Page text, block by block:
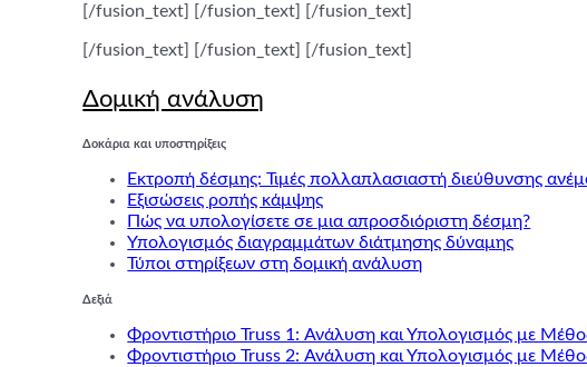
[/fusion_text] [/fusion_text] [/fusion_text]
[/fusion_text] [/fusion_text] [/fusion_text]
Δομική ανάλυση
Δοκάρια και υποστηρίξεις
Εκτροπή δέσμης: Τιμές πολλαπλασιαστή διεύθυνσης
Εξισώσεις ροπής κάμψης
Πώς να υπολογίσετε σε μια απροσδιόριστη δέσμη?
Υπολογισμός διαγραμμάτων διάτμησης δύναμης
Τύποι στηρίξεων στη δομική ανάλυση
Δεξιά
Φροντιστήριο Truss 1: Ανάλυση και Υπολογισμός με
Φροντιστήριο Truss 2: Ανάλυση και Υπολογισμός με